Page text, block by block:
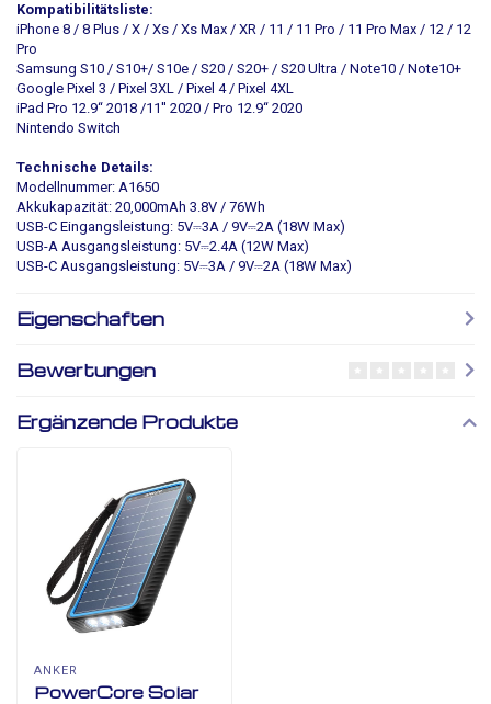
Kompatibilitätsliste:
iPhone 8 / 8 Plus / X / Xs / Xs Max / XR / 11 / 11 Pro / 11 Pro Max / 12 / 12
Pro
Samsung S10 / S10+/ S10e / S20 / S20+ / S20 Ultra / Note10 / Note10+
Google Pixel 3 / Pixel 3XL / Pixel 4 / Pixel 4XL
iPad Pro 12.9“ 2018 /11'' 2020 / Pro 12.9“ 2020
Nintendo Switch
Technische Details:
Modellnummer: A1650
Akkukapazität: 20,000mAh 3.8V / 76Wh
USB-C Eingangsleistung: 5V⎓3A / 9V⎓2A (18W Max)
USB-A Ausgangsleistung: 5V⎓2.4A (12W Max)
USB-C Ausgangsleistung: 5V⎓3A / 9V⎓2A (18W Max)
Eigenschaften
Bewertungen
Ergänzende Produkte
ANKER
PowerCore Solar